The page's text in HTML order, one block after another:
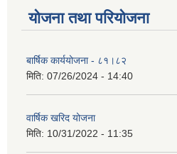
योजना तथा परियोजना
बार्षिक कार्ययोजना - ८१।८२
मिति: 07/26/2024 - 14:40
वार्षिक खरिद योजना
मिति: 10/31/2022 - 11:35